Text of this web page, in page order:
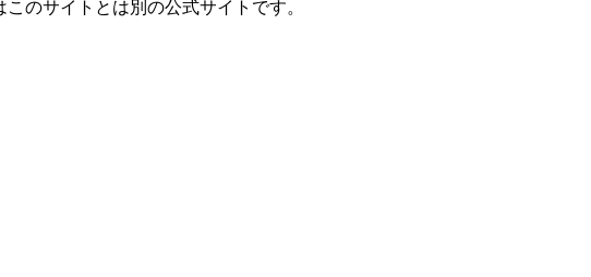
このサイトとは別の公式サイトです。